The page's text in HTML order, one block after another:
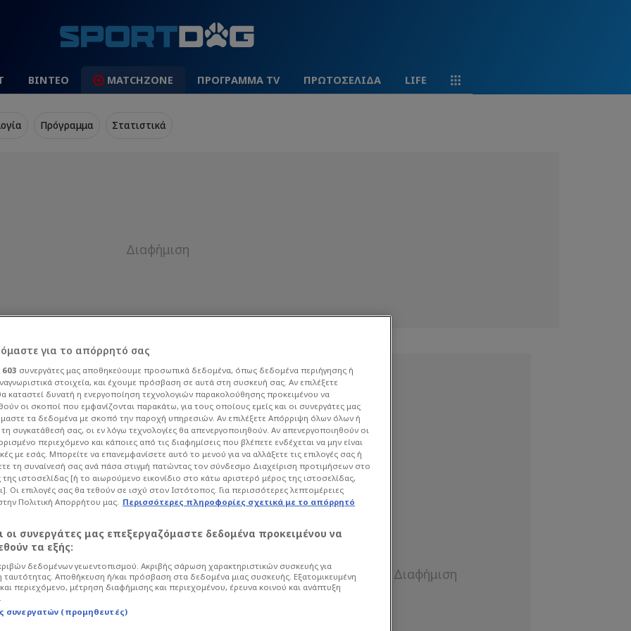
ΒΙΝΤΕΟ MATCHZONE ΠΡΟΓΡΑΜΜΑ TV ΠΡΩΤΟΣΕΛΙΔΑ LIFE
Πρόγραμμα Στατιστικά
Γιάννινα, έπεσε
άγχος ο ΠΑΟΚ Β’
| 05/04/26 - 17:05 Ποδόσφαιρο Superleague 2
υποβιβασμό των Ηπειρωτών - Ήττα
(2-1)
για το απόρρητό σας
603 συνεργάτες μας αποθηκεύουμε προσωπικά δεδομένα, όπως δεδομένα περιήγησης ή
στοιχεία, και έχουμε πρόσβαση σε αυτά στη συσκευή σας. Αν επιλέξετε
καταστεί δυνατή η ενεργοποίηση τεχνολογιών παρακολούθησης προκειμένου να
οι σκοποί που εμφανίζονται παρακάτω, για τους οποίους εμείς και οι συνεργάτες μας
τα δεδομένα με σκοπό την παροχή υπηρεσιών. Αν επιλέξετε Απόρριψη όλων όλων ή
συγκατάθεσή σας, οι εν λόγω τεχνολογίες θα απενεργοποιηθούν. Αν απενεργοποιηθούν οι
περιεχόμενο και κάποιες από τις διαφημίσεις που βλέπετε ενδέχεται να μην είναι
με εσάς. Μπορείτε να επανεμφανίσετε αυτό το μενού για να αλλάξετε τις επιλογές σας ή
τη συναίνεσή σας ανά πάσα στιγμή πατώντας τον σύνδεσμο Διαχείριση προτιμήσεων στο
ιστοσελίδας [ή το αιωρούμενο εικονίδιο στο κάτω αριστερό μέρος της ιστοσελίδας,
Οι επιλογές σας θα τεθούν σε ισχύ στον Ιστότοπος. Για περισσότερες λεπτομέρειες
Πολιτική Απορρήτου μας. Περισσότερες πληροφορίες σχετικά με το απόρρητό
οι συνεργάτες μας επεξεργαζόμαστε δεδομένα προκειμένου να
τα εξής:
δεδομένων γεωεντοπισμού. Ακριβής σάρωση χαρακτηριστικών συσκευής για
ταυτότητας. Αποθήκευση ή/και πρόσβαση στα δεδομένα μιας συσκευής. Εξατομικευμένη
περιεχόμενο, μέτρηση διαφήμισης και περιεχομένου, έρευνα κοινού και ανάπτυξη
συνεργατών (προμηθευτές)